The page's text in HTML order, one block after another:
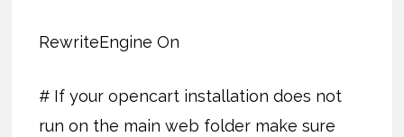
RewriteEngine On
# If your opencart installation does not
run on the main web folder make sure